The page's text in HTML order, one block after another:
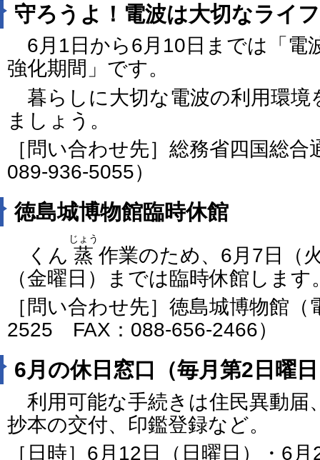
守ろうよ！電波は大切なライ
6月1日から6月10日までは「電
強化期間」です。
暮らしに大切な電波の利用環境
ましょう。
［問い合わせ先］総務省四国総
089-936-5055）
徳島城博物館臨時休館
くん 蒸
じょう
作業のため、6月7日（
（金曜日）までは臨時休館します
［問い合わせ先］徳島城博物館
2525 FAX：088-656-2466）
6月の休日窓口（毎月第2日曜
利用可能な手続きは住民異動届
抄本の交付、印鑑登録など。
［日時］6月12日（日曜日）・6